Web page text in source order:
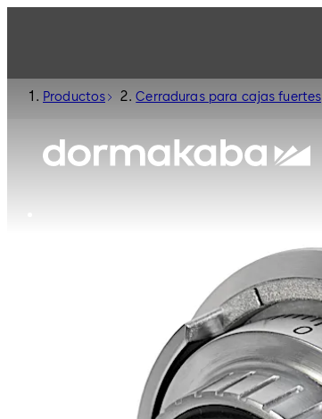
Productos Cerraduras para cajas fuertes